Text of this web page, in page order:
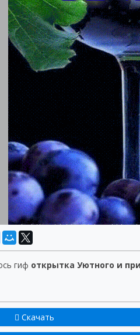
гиф открытка Уютного и
Скачать